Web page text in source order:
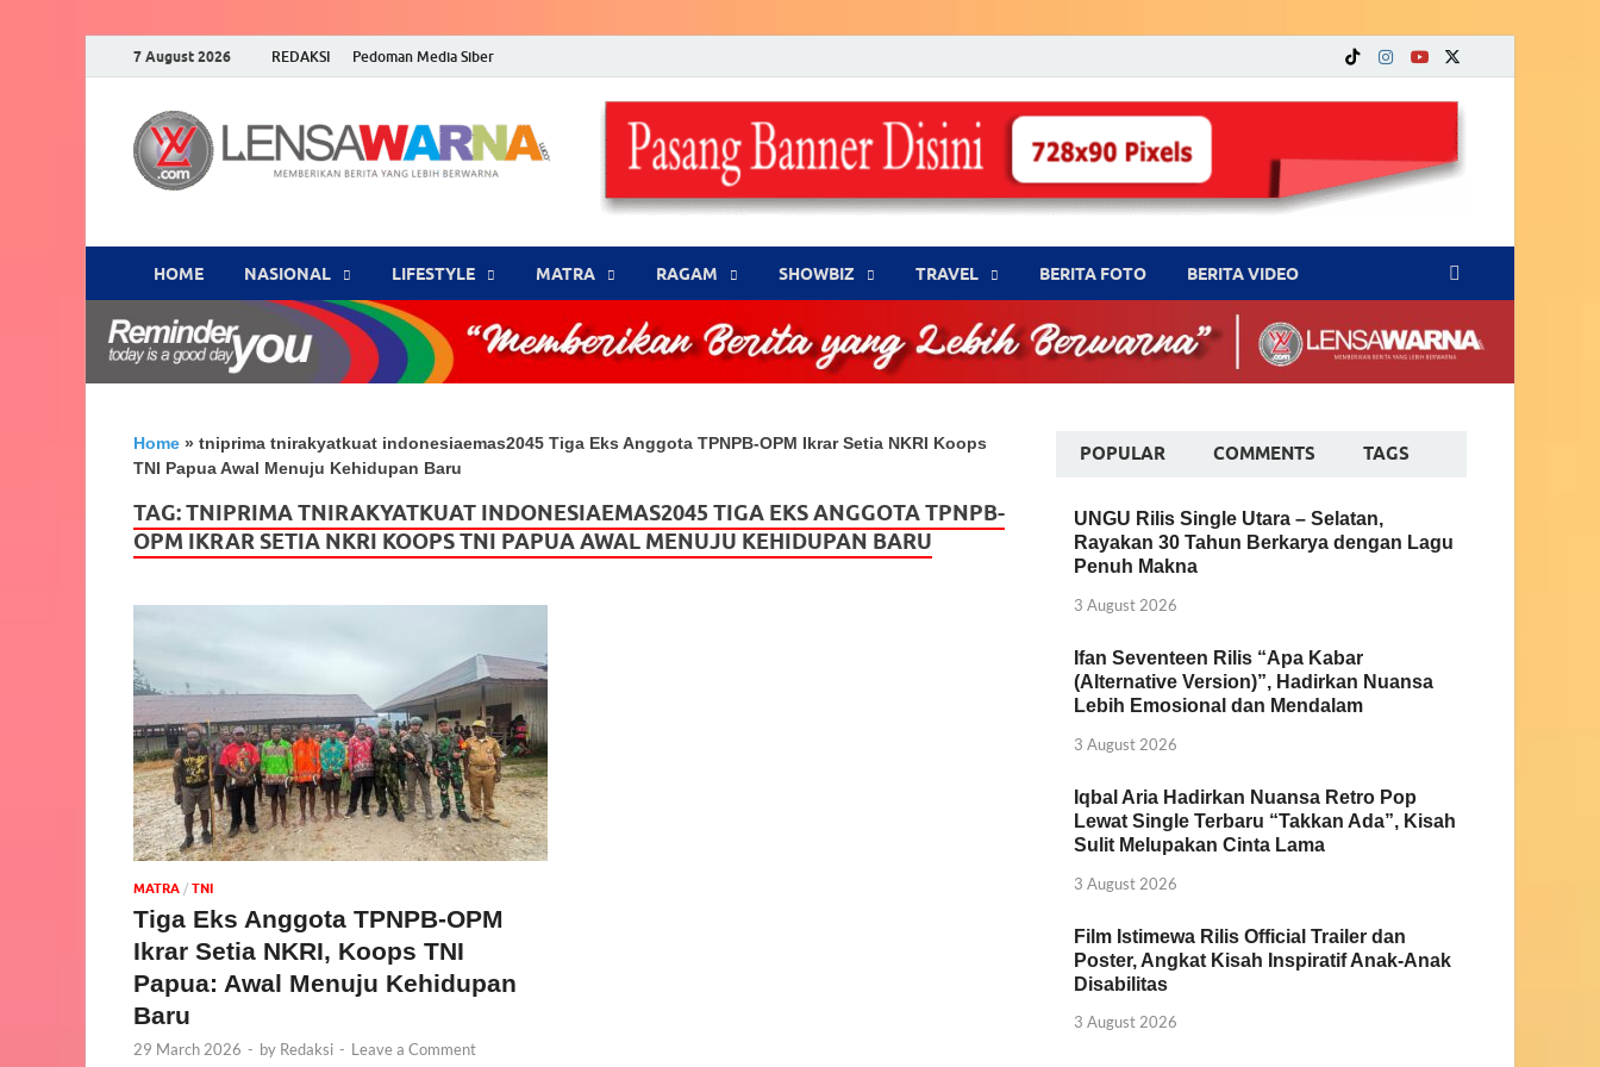
7 August 2026 REDAKSI Pedoman Media Siber
LENSA WARNA .com
Memberikan Berita yang Lebih Berwarna
HOME NASIONAL ‎LIFESTYLE MATRA ‎RAGAM ‎SHOWBIZ ‎TRAVEL BERITA FOTO BERITA VIDEO
Home » tniprima tnirakyatkuat indonesiaemas2045 Tiga Eks Anggota TPNPB-OPM Ikrar Setia NKRI Koops
TNI Papua Awal Menuju Kehidupan Baru
TAG:TNIPRIMA TNIRAKYATKUAT INDONESIAEMAS2045 TIGA EKS ANGGOTA TPNPB-
OPM IKRAR SETIA NKRI KOOPS TNI PAPUA AWAL MENUJU KEHIDUPAN BARU
MATRA / TNI
Tiga Eks Anggota TPNPB-OPM
Ikrar Setia NKRI, Koops TNI
Papua: Awal Menuju Kehidupan
Baru
29 March 2026 - by Redaksi - Leave a Comment
POPULAR COMMENTS TAGS
UNGU Rilis Single Utara – Selatan,
Rayakan 30 Tahun Berkarya dengan Lagu
Penuh Makna
3 August 2026
Ifan Seventeen Rilis “Apa Kabar
(Alternative Version)”, Hadirkan Nuansa
Lebih Emosional dan Mendalam
3 August 2026
Iqbal Aria Hadirkan Nuansa Retro Pop
Lewat Single Terbaru “Takkan Ada”, Kisah
Sulit Melupakan Cinta Lama
3 August 2026
Film Istimewa Rilis Official Trailer dan
Poster, Angkat Kisah Inspiratif Anak-Anak
Disabilitas
3 August 2026